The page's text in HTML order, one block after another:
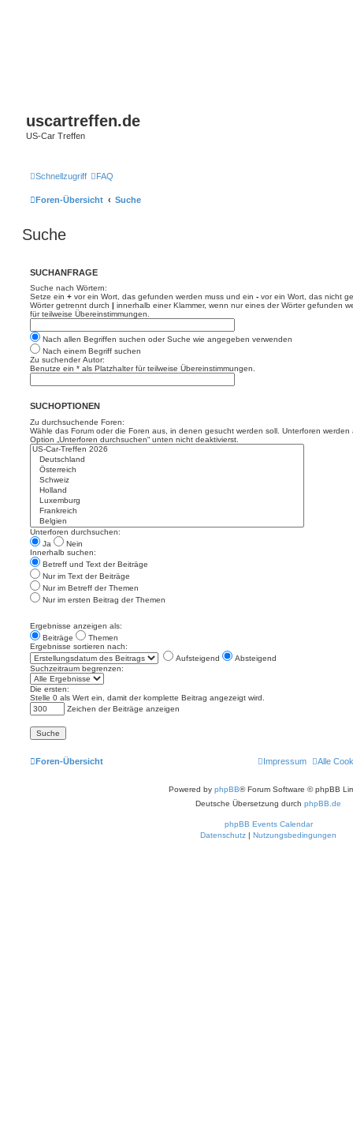
uscartreffen.de
US-Car Treffen
Schnellzugriff FAQ
Foren-Übersicht Suche
Suche
SUCHANFRAGE
Suche nach Wörtern:
Setze ein + vor ein Wort, das gefunden werden muss und ein - vor ein Wort, das nicht
Wörter getrennt durch | innerhalb einer Klammer, wenn nur eines der Wörter gefunden
für teilweise Übereinstimmungen.
Nach allen Begriffen suchen oder Suche wie angegeben verwenden
Nach einem Begriff suchen
Zu suchender Autor:
Benutze ein * als Platzhalter für teilweise Übereinstimmungen.
SUCHOPTIONEN
Zu durchsuchende Foren:
Wähle das Forum oder die Foren aus, in denen gesucht werden soll. Unterforen
Option „Unterforen durchsuchen“ unten nicht deaktivierst.
Unterforen durchsuchen:
Ja
Nein
Innerhalb suchen:
Betreff und Text der Beiträge
Nur im Text der Beiträge
Nur im Betreff der Themen
Nur im ersten Beitrag der Themen
Ergebnisse anzeigen als:
Beiträge
Themen
Ergebnisse sortieren nach:
Aufsteigend
Absteigend
Suchzeitraum begrenzen:
Die ersten:
Stelle 0 als Wert ein, damit der komplette Beitrag angezeigt wird.
Zeichen der Beiträge anzeigen
Foren-Übersicht Alle
Impressum
Powered by phpBB® Forum Software © phpBB
Deutsche Übersetzung durch phpBB.de
phpBB Events Calendar
Datenschutz | Nutzungsbedingungen